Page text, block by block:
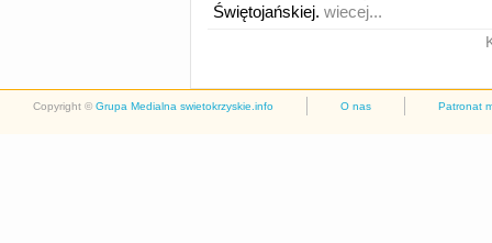
Świętojańskiej. wiecej...
Copyright © Grupa Medialna swietokrzyskie.info O nas Patronat